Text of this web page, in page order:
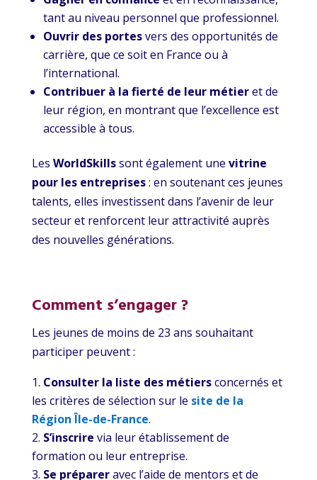
tant au niveau personnel que professionnel.
Ouvrir des portesvers des opportunités de
carrière, que ce soit en France ou à
l’international.
Contribuer à la fierté de leur métieret de
leur région, en montrant que l’excellence est
accessible à tous.
Les WorldSkillssont également une vitrine
pour les entreprises: en soutenant ces jeunes
talents, elles investissent dans l’avenir de leur
secteur et renforcent leur attractivité auprès
des nouvelles générations.
Comment s’engager ?
Les jeunes de moins de 23 ans souhaitant
participer peuvent :
Consulter la liste des métiersconcernés et
les critères de sélection sur le site de la
Région Île-de-France.
S’inscrire via leur établissement de
formation ou leur entreprise.
Se prépareravec l’aide de mentors et de